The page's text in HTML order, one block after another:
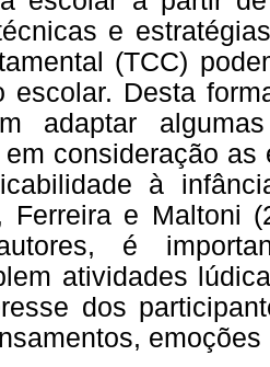
e
(TCC)
escolar. Desta
adaptar
em consideração
à
Ferreira e Maltoni
é
atividades
dos